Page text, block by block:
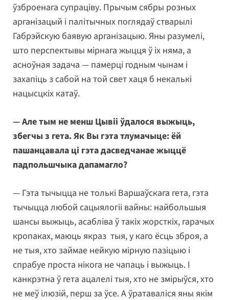
ўзброенага супраціву. Прычым сябры розных
арганізацый і палітычных поглядаў стварылі
Габрэйскую баявую арганізацыю. Яны разумелі,
што перспектывы мірнага жыцця ў іх няма, а
асноўная задача — памерці годным чынам і
захапіць з сабой на той свет хаця б некалькі
нацысцкіх катаў.
— Але тым не менш Цывіі ўдалося выжыць,
збегчы з гета. Як Вы гэта тлумачыце: ёй
пашанцавала ці гэта дасведчанае жыццё
падпольшчыка дапамагло?
— Гэта тычыцца не толькі Варшаўскага гета, гэта
тычыцца любой сацыялогіі вайны: найбольшыя
шансы выжыць, асабліва ў такіх жорсткіх, гарачых
кропаках, маюць якраз тыя, у каго ёсць зброя, а
не тыя, хто займае нейкую мірную пазіцыю і
спрабуе проста нікога не чапаць і выжыць. І
канкрэтна ў гета ацалелі тыя, хто не змірыўся, хто
не меў ілюзій, перш за ўсе. А ўратаваліся яны якім